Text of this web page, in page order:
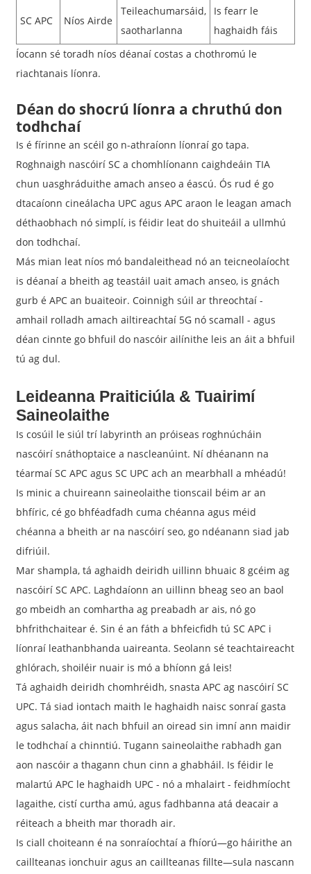
SC APC Níos Airde
Teileachumarsáid,
saotharlanna
Is fearr le
haghaidh fáis
Íocann sé toradh níos déanaí costas a chothromú le
riachtanais líonra.
Déan do shocrú líonra a chruthú don
todhchaí
Is é fírinne an scéil go n-athraíonn líonraí go tapa.
Roghnaigh nascóirí SC a chomhlíonann caighdeáin TIA
chun uasghráduithe amach anseo a éascú. Ós rud é go
dtacaíonn cineálacha UPC agus APC araon le leagan amach
déthaobhach nó simplí, is féidir leat do shuiteáil a ullmhú
don todhchaí.
Más mian leat níos mó bandaleithead nó an teicneolaíocht
is déanaí a bheith ag teastáil uait amach anseo, is gnách
gurb é APC an buaiteoir. Coinnigh súil ar threochtaí -
amhail rolladh amach ailtireachtaí 5G nó scamall - agus
déan cinnte go bhfuil do nascóir ailínithe leis an áit a bhfuil
tú ag dul.
Leideanna Praiticiúla & Tuairimí
Saineolaithe
Is cosúil le siúl trí labyrinth an próiseas roghnúcháin
nascóirí snáthoptaice a nascleanúint. Ní dhéanann na
téarmaí SC APC agus SC UPC ach an mearbhall a mhéadú!
Is minic a chuireann saineolaithe tionscail béim ar an
bhfíric, cé go bhféadfadh cuma chéanna agus méid
chéanna a bheith ar na nascóirí seo, go ndéanann siad jab
difriúil.
Mar shampla, tá aghaidh deiridh uillinn bhuaic 8 gcéim ag
nascóirí SC APC. Laghdaíonn an uillinn bheag seo an baol
go mbeidh an comhartha ag preabadh ar ais, nó go
bhfrithchaitear é. Sin é an fáth a bhfeicfidh tú SC APC i
líonraí leathanbhanda uaireanta. Seolann sé teachtaireacht
ghlórach, shoiléir nuair is mó a bhíonn gá leis!
Tá aghaidh deiridh chomhréidh, snasta APC ag nascóirí SC
UPC. Tá siad iontach maith le haghaidh naisc sonraí gasta
agus salacha, áit nach bhfuil an oiread sin imní ann maidir
le todhchaí a chinntiú. Tugann saineolaithe rabhadh gan
aon nascóir a thagann chun cinn a ghabháil. Is féidir le
malartú APC le haghaidh UPC - nó a mhalairt - feidhmíocht
lagaithe, cistí curtha amú, agus fadhbanna atá deacair a
réiteach a bheith mar thoradh air.
Is ciall choiteann é na sonraíochtaí a fhíorú—go háirithe an
caillteanas ionchuir agus an caillteanas fillte—sula nascann